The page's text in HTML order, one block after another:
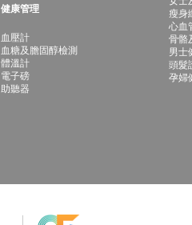
健康管理
血壓計
血糖及膽固醇檢測
體溫計
電子磅
助聽器
瘦身
心血
骨骼
男士
頭髮
孕婦